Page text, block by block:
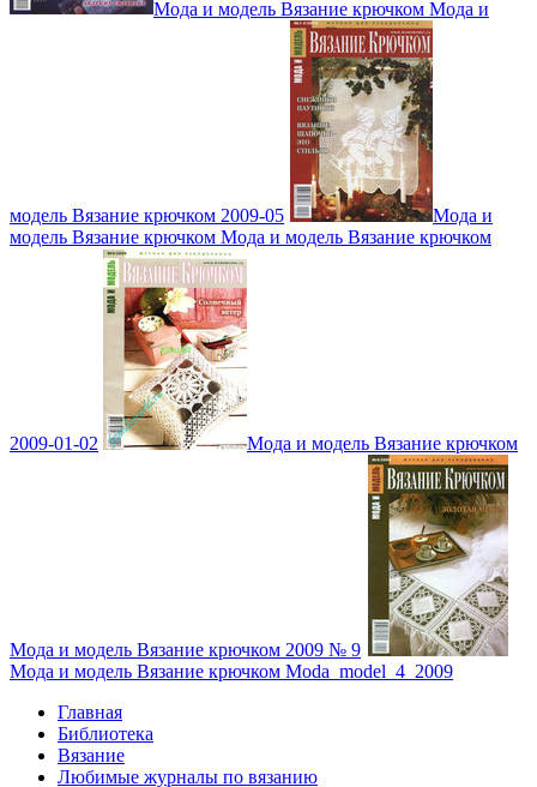
Мода и модель Вязание крючком Мода и
модель Вязание крючком 2009-05
Мода и
модель Вязание крючком Мода и модель Вязание крючком
2009-01-02 Мода и модель Вязание крючком
Мода и модель Вязание крючком 2009 № 9
Мода и модель Вязание крючком Moda_model_4_2009
Главная
Библиотека
Вязание
Любимые журналы по вязанию